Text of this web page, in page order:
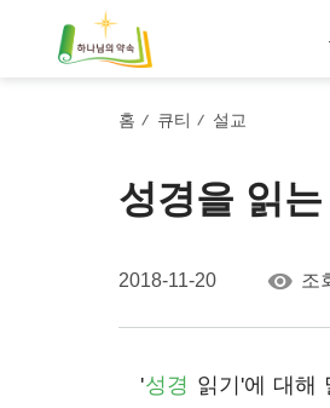
홈 / 큐티 / 설교
성경을 읽는
2018-11-20 조
'성경 읽기'에 대해